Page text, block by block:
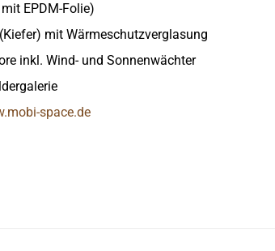
EPDM-Folie)
mit Wärmeschutzverglasung
inkl. Wind- und Sonnenwächter
space.de